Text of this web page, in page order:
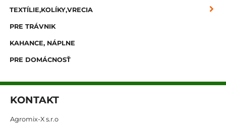
TEXTÍLIE,KOLÍKY,VRECIA
PRE TRÁVNIK
KAHANCE, NÁPLNE
PRE DOMÁCNOSŤ
KONTAKT
Agromix-X s.r.o